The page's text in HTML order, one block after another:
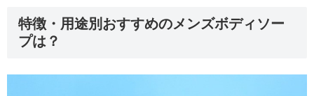
特徴・用途別おすすめのメンズボディソー
プは？